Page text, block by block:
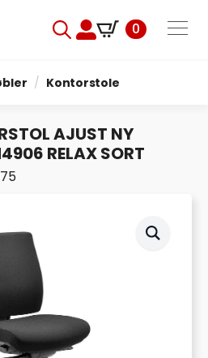
0
Kontorstole
AJUST NY
RELAX SORT